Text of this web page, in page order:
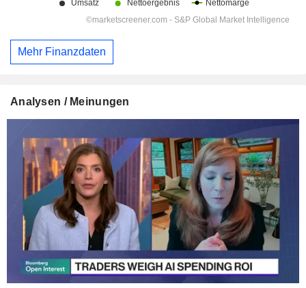
Mehr Finanzdaten
Analysen / Meinungen